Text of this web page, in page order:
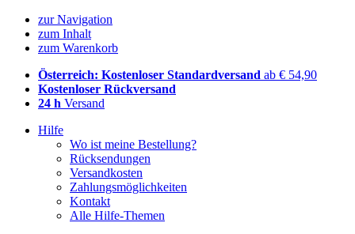
zur Navigation
zum Inhalt
zum Warenkorb
Österreich: Kostenloser Standardversand ab € 54,90
Kostenloser Rückversand
24 h Versand
Hilfe
Wo ist meine Bestellung?
Rücksendungen
Versandkosten
Zahlungsmöglichkeiten
Kontakt
Alle Hilfe-Themen